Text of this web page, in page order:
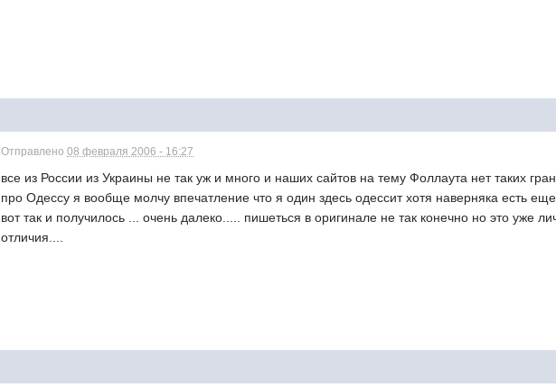
Отправлено08 февраля 2006 - 16:27
все из России из Украины не так уж и много и наших сайтов на тему Фоллаута нет таких
про Одессу я вообще молчу впечатление что я один здесь одессит хотя наверняка есть
вот так и получилось ... очень далеко..... пишеться в оригинале не так конечно но это уже
отличия....